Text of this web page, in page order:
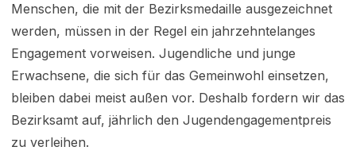
Menschen, die mit der Bezirksmedaille ausgezeichnet
werden, müssen in der Regel ein jahrzehntelanges
Engagement vorweisen. Jugendliche und junge
Erwachsene, die sich für das Gemeinwohl einsetzen,
bleiben dabei meist außen vor. Deshalb fordern wir das
Bezirksamt auf, jährlich den Jugendengagementpreis
zu verleihen.